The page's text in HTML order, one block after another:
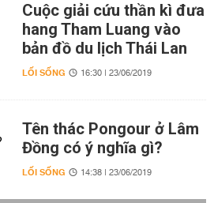
Cuộc giải cứu thần kì đưa
hang Tham Luang vào
bản đồ du lịch Thái Lan
LỐI SỐNG 16:30 | 23/06/2019
Tên thác Pongour ở Lâm
Đồng có ý nghĩa gì?
LỐI SỐNG 14:38 | 23/06/2019